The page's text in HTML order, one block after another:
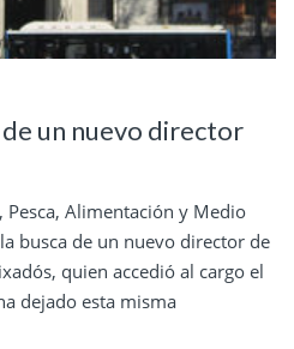
de un nuevo director
Alimentación y Medio
busca de un nuevo director de
quien accedió al cargo el
dejado esta misma